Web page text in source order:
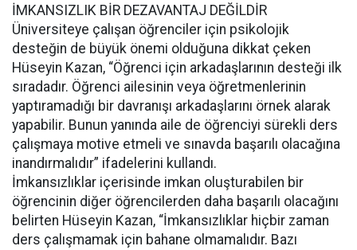
İMKANSIZLIK BİR DEZAVANTAJ DEĞİLDİR
Üniversiteye çalışan öğrenciler için psikolojik
desteğin de büyük önemi olduğuna dikkat çeken
Hüseyin Kazan, “Öğrenci için arkadaşlarının desteği ilk
sıradadır. Öğrenci ailesinin veya öğretmenlerinin
yaptıramadığı bir davranışı arkadaşlarını örnek alarak
yapabilir. Bunun yanında aile de öğrenciyi sürekli ders
çalışmaya motive etmeli ve sınavda başarılı olacağına
inandırmalıdır” ifadelerini kullandı.
İmkansızlıklar içerisinde imkan oluşturabilen bir
öğrencinin diğer öğrencilerden daha başarılı olacağını
belirten Hüseyin Kazan, “İmkansızlıklar hiçbir zaman
ders çalışmamak için bahane olmamalıdır. Bazı